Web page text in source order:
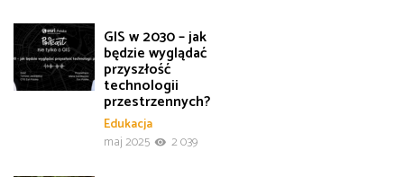
GIS w 2030 – jak
będzie wyglądać
przyszłość
technologii
przestrzennych?
Edukacja
maj 2025
2 039